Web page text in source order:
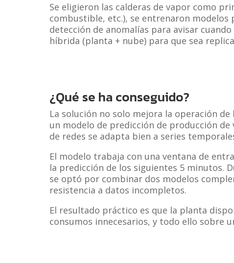
Se eligieron las calderas de vapor como
combustible, etc.), se entrenaron
detección de anomalías para avisar
híbrida (planta + nube) para que sea
¿Qué se ha conseguido?
La solución no solo mejora la operación
un modelo de predicción de producción
de redes se adapta bien a series
El modelo trabaja con una ventana de
la predicción de los siguientes 5 minutos.
se optó por combinar dos modelos
resistencia a datos incompletos.
El resultado práctico es que la planta
consumos innecesarios, y todo ello sobre